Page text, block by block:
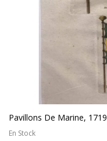
Pavillons De Marine, 1719
En Stock